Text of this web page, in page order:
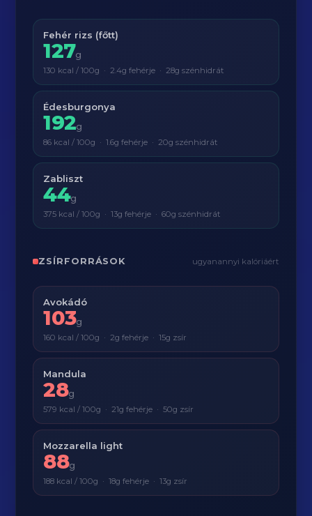
Fehér rizs (főtt)
127g
130 kcal / 100g · 2.4g fehérje · 28g szénhidrát
Édesburgonya
192g
86 kcal / 100g · 1.6g fehérje · 20g szénhidrát
Zabliszt
44g
375 kcal / 100g · 13g fehérje · 60g szénhidrát
ZSÍRFORRÁSOK ugyanannyi kalóriáért
Avokádó
103g
160 kcal / 100g · 2g fehérje · 15g zsír
Mandula
28g
579 kcal / 100g · 21g fehérje · 50g zsír
Mozzarella light
88g
188 kcal / 100g · 18g fehérje · 13g zsír